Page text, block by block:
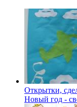
Открытки,
Новый год -